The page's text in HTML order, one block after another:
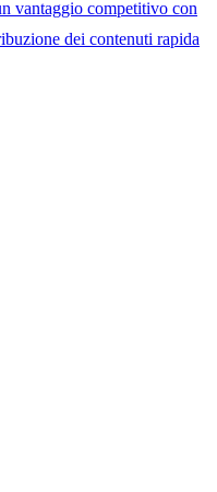
vantaggio competitivo con
dei contenuti rapida